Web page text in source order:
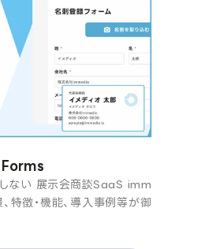
ない 展示会商談SaaS imm
徴・機能、導入事例等が御